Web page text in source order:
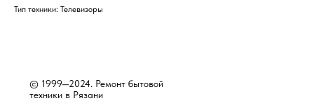
Тип техники: Телевизоры
© 1999—2024. Ремонт бытовой
техники в Рязани